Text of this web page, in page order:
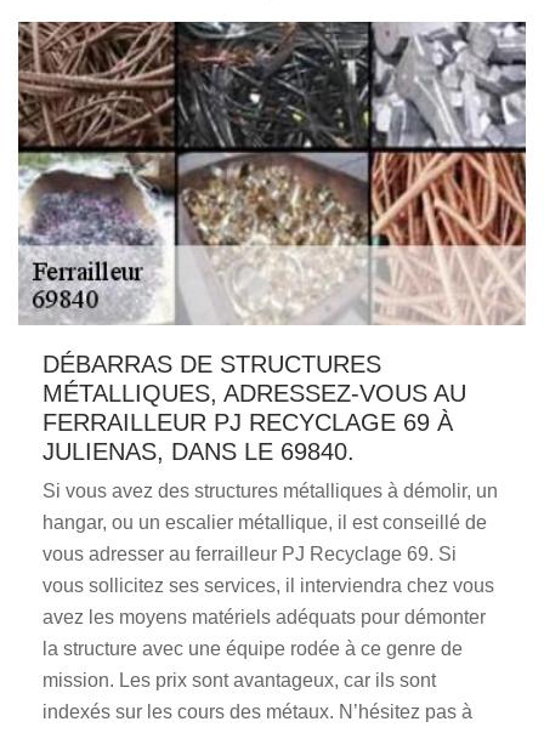
DÉBARRAS DE STRUCTURES
MÉTALLIQUES, ADRESSEZ-VOUS AU
FERRAILLEUR PJ RECYCLAGE 69 À
JULIENAS, DANS LE 69840.
Si vous avez des structures métalliques à démolir, un
hangar, ou un escalier métallique, il est conseillé de
vous adresser au ferrailleur PJ Recyclage 69. Si
vous sollicitez ses services, il interviendra chez vous
avez les moyens matériels adéquats pour démonter
la structure avec une équipe rodée à ce genre de
mission. Les prix sont avantageux, car ils sont
indexés sur les cours des métaux. N’hésitez pas à